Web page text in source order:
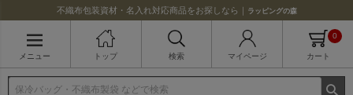
不織布包装資材・名入れ対応商品をお探しなら｜ ラッピングの森
メニュー トップ 検索 マイページ カート
0